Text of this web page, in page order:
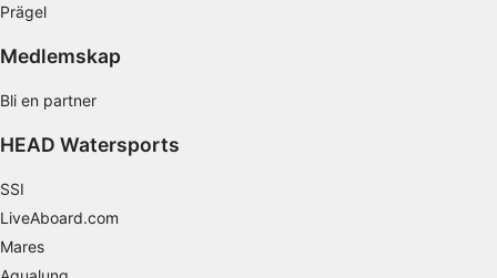
Prägel
Medlemskap
Bli en partner
HEAD Watersports
SSI
LiveAboard.com
Mares
Reklam / marknadsföring